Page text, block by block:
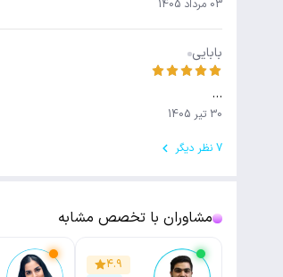
03 مرداد 1405
بابایی
…
30 تیر 1405
7 نظر دیگر
مشاوران با تخصص مشابه
۴.۹